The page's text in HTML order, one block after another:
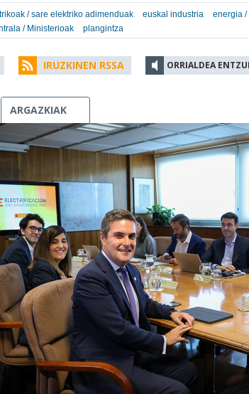
/ sare elektriko adimenduak euskal industria energia
/ Ministerioak
plangintza
IRUZKINEN RSSA ORRIALDEA
ARGAZKIAK